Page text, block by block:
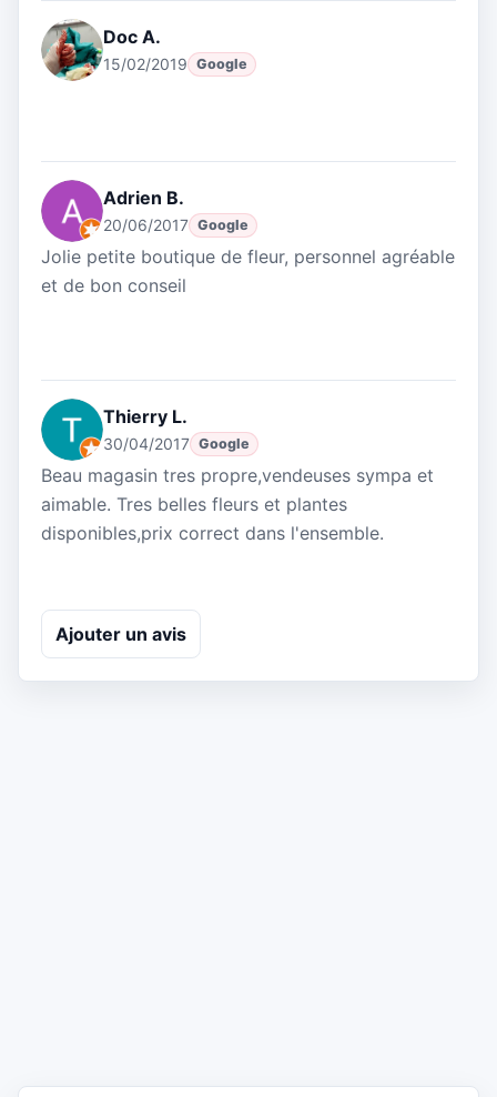
Doc A.
15/02/2019 Google
Adrien B.
20/06/2017 Google
Jolie petite boutique de fleur, personnel agréable
et de bon conseil
Thierry L.
30/04/2017 Google
Beau magasin tres propre,vendeuses sympa et
aimable. Tres belles fleurs et plantes
disponibles,prix correct dans l'ensemble.
Ajouter un avis